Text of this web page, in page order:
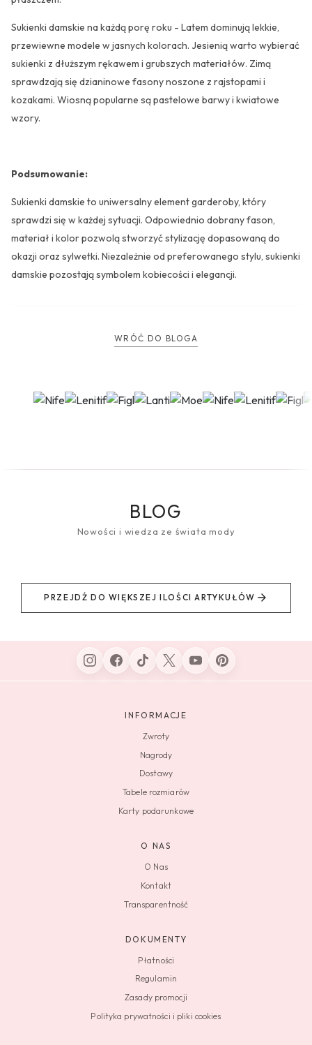
Sukienki damskie na każdą porę roku - Latem dominują lekkie,
przewiewne modele w jasnych kolorach. Jesienią warto wybierać
sukienki z dłuższym rękawem i grubszych materiałów. Zimą
sprawdzają się dzianinowe fasony noszone z rajstopami i
kozakami. Wiosną popularne są pastelowe barwy i kwiatowe
wzory.
Podsumowanie:
Sukienki damskie to uniwersalny element garderoby, który
sprawdzi się w każdej sytuacji. Odpowiednio dobrany fason,
materiał i kolor pozwolą stworzyć stylizację dopasowaną do
okazji oraz sylwetki. Niezależnie od preferowanego stylu, sukienki
damskie pozostają symbolem kobiecości i elegancji.
WRÓĆ DO BLOGA
BLOG
Nowości i wiedza ze świata mody
PRZEJDŹ DO WIĘKSZEJ ILOŚCI ARTYKUŁÓW
INFORMACJE
Zwroty
Nagrody
Dostawy
Tabele rozmiarów
Karty podarunkowe
O NAS
O Nas
Kontakt
Transparentność
DOKUMENTY
Płatności
Regulamin
Zasady promocji
Polityka prywatności i pliki cookies